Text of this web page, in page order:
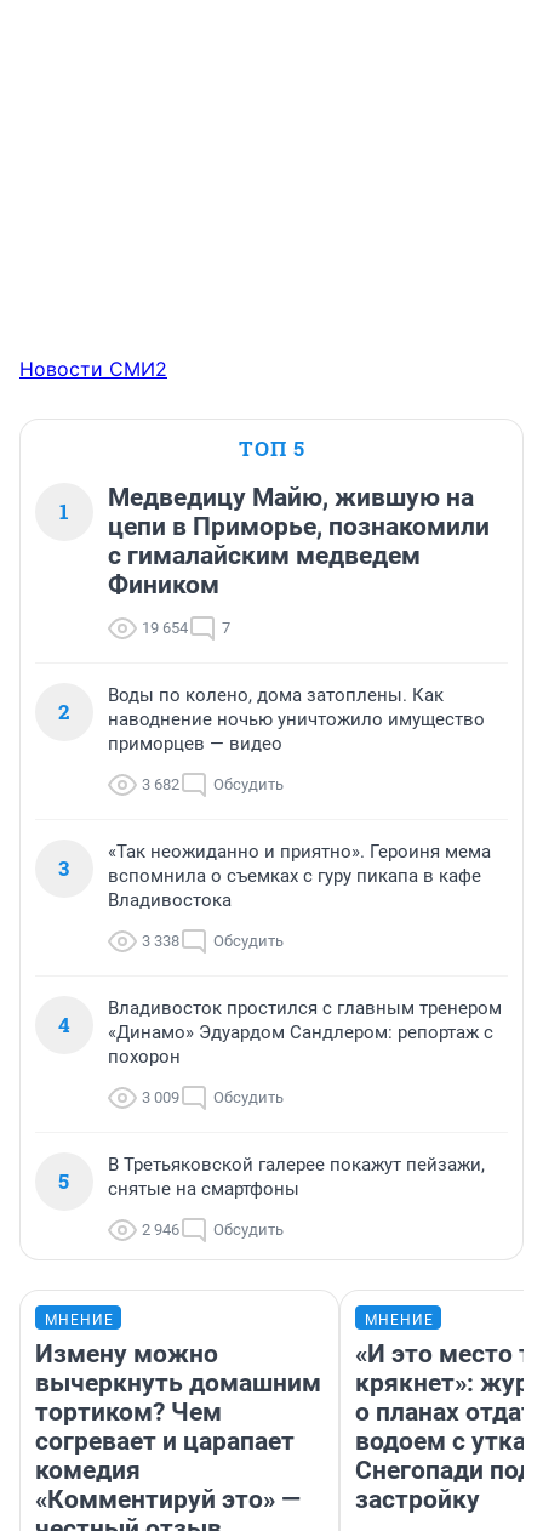
Новости СМИ2
ТОП 5
1
Медведицу Майю, жившую на
цепи в Приморье, познакомили
с гималайским медведем
Фиником
19 654 7
2
Воды по колено, дома затоплены. Как
наводнение ночью уничтожило имущество
приморцев — видео
3 682 Обсудить
3
«Так неожиданно и приятно». Героиня мема
вспомнила о съемках с гуру пикапа в кафе
Владивостока
3 338 Обсудить
4
Владивосток простился с главным тренером
«Динамо» Эдуардом Сандлером: репортаж с
похорон
3 009 Обсудить
5
В Третьяковской галерее покажут пейзажи,
снятые на смартфоны
2 946 Обсудить
МНЕНИЕ
Измену можно
вычеркнуть домашним
тортиком? Чем
согревает и царапает
комедия
«Комментируй это» —
МНЕНИЕ
«И это место
крякнет»:
о планах
водоем с
Снегопади под
застройку